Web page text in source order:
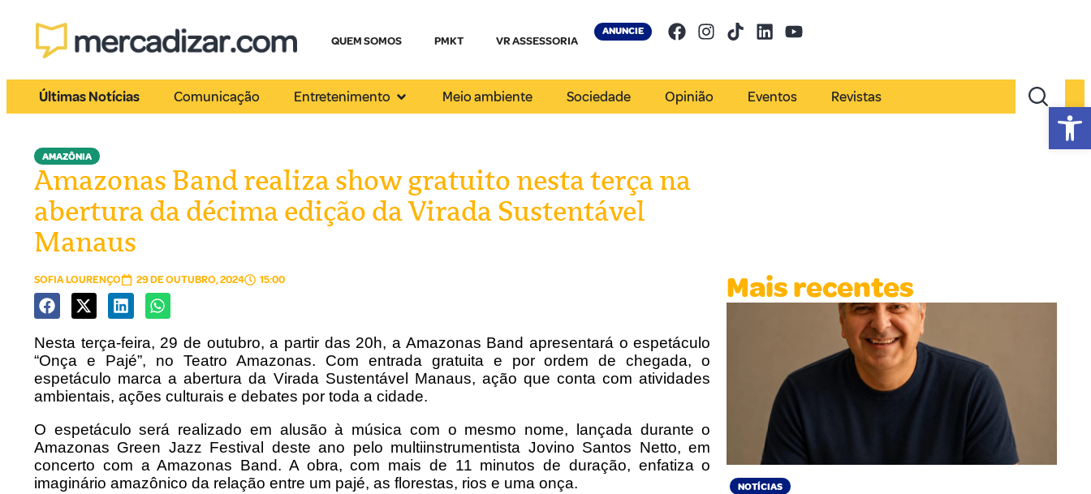
QUEM SOMOS PMKT VR ASSESSORIA
ANUNCIE
Últimas Notícias Comunicação Entretenimento Meio ambiente Sociedade Opinião Eventos Revistas
AMAZÔNIA
Amazonas Band realiza show gratuito nesta terça na
abertura da décima edição da Virada Sustentável
Manaus
SOFIA LOURENÇO 29 DE OUTUBRO, 2024 15:00
Nesta terça-feira, 29 de outubro, a partir das 20h, a Amazonas Band apresentará o espetáculo
“Onça e Pajé”, no Teatro Amazonas. Com entrada gratuita e por ordem de chegada, o
espetáculo marca a abertura da Virada Sustentável Manaus, ação que conta com atividades
ambientais, ações culturais e debates por toda a cidade.
O espetáculo será realizado em alusão à música com o mesmo nome, lançada durante o
Amazonas Green Jazz Festival deste ano pelo multiinstrumentista Jovino Santos Netto, em
concerto com a Amazonas Band. A obra, com mais de 11 minutos de duração, enfatiza o
imaginário amazônico da relação entre um pajé, as florestas, rios e uma onça.
Mais recentes
NOTÍCIAS